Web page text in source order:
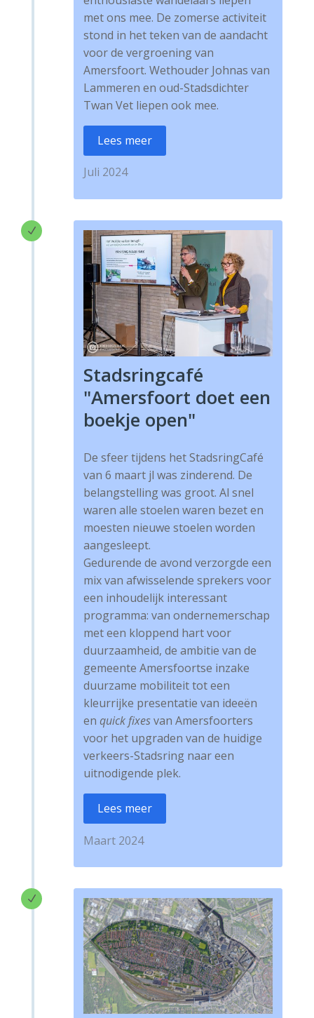
met ons mee. De zomerse activiteit
stond in het teken van de aandacht
voor de vergroening van
Amersfoort. Wethouder Johnas van
Lammeren en oud-Stadsdichter
Twan Vet liepen ook mee.
Lees meer
Juli 2024
N
Stadsringcafé
"Amersfoort doet een
boekje open"
De sfeer tijdens het StadsringCafé
van 6 maart jl was zinderend. De
belangstelling was groot. Al snel
waren alle stoelen waren bezet en
moesten nieuwe stoelen worden
aangesleept.
Gedurende de avond verzorgde een
mix van afwisselende sprekers voor
een inhoudelijk interessant
programma: van ondernemerschap
met een kloppend hart voor
duurzaamheid, de ambitie van de
gemeente Amersfoortse inzake
duurzame mobiliteit tot een
kleurrijke presentatie van ideeën
en quick fixesvan Amersfoorters
voor het upgraden van de huidige
verkeers-Stadsring naar een
uitnodigende plek.
Lees meer
Maart 2024
N